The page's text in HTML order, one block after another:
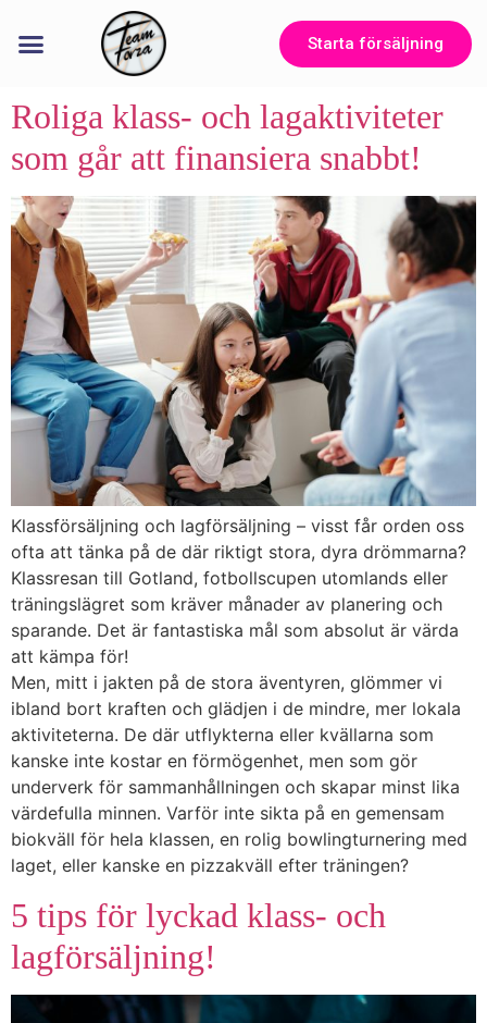
Starta försäljning
Roliga klass- och lagaktiviteter
som går att finansiera snabbt!
Klassförsäljning och lagförsäljning – visst får orden oss
ofta att tänka på de där riktigt stora, dyra drömmarna?
Klassresan till Gotland, fotbollscupen utomlands eller
träningslägret som kräver månader av planering och
sparande. Det är fantastiska mål som absolut är värda
att kämpa för!
Men, mitt i jakten på de stora äventyren, glömmer vi
ibland bort kraften och glädjen i de mindre, mer lokala
aktiviteterna. De där utflykterna eller kvällarna som
kanske inte kostar en förmögenhet, men som gör
underverk för sammanhållningen och skapar minst lika
värdefulla minnen. Varför inte sikta på en gemensam
biokväll för hela klassen, en rolig bowlingturnering med
laget, eller kanske en pizzakväll efter träningen?
5 tips för lyckad klass- och
lagförsäljning!